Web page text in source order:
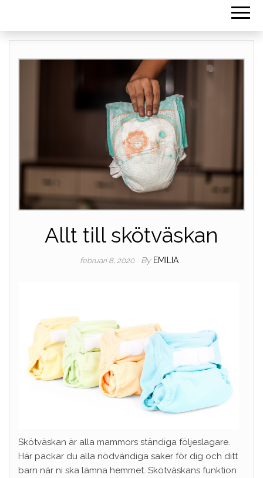
Allt till skötväskan
februari 8, 2020 By EMILIA
Skötväskan är alla mammors ständiga följeslagare.
Här packar du alla nödvändiga saker för dig och ditt
barn när ni ska lämna hemmet. Skötväskans funktion